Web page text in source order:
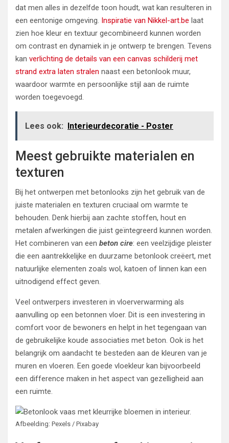
dat men alles in dezelfde toon houdt, wat kan resulteren in
een eentonige omgeving. Inspiratie van Nikkel-art.be laat
zien hoe kleur en textuur gecombineerd kunnen worden
om contrast en dynamiek in je ontwerp te brengen. Tevens
kan verlichting de details van een canvas schilderij met
strand extra laten stralen naast een betonlook muur,
waardoor warmte en persoonlijke stijl aan de ruimte
worden toegevoegd.
Lees ook: Interieurdecoratie - Poster
Meest gebruikte materialen en
texturen
Bij het ontwerpen met betonlooks zijn het gebruik van de
juiste materialen en texturen cruciaal om warmte te
behouden. Denk hierbij aan zachte stoffen, hout en
metalen afwerkingen die juist geïntegreerd kunnen worden.
Het combineren van een beton cire: een veelzijdige pleister
die een aantrekkelijke en duurzame betonlook creëert, met
natuurlijke elementen zoals wol, katoen of linnen kan een
uitnodigend effect geven.
Veel ontwerpers investeren in vloerverwarming als
aanvulling op een betonnen vloer. Dit is een investering in
comfort voor de bewoners en helpt in het tegengaan van
de gebruikelijke koude associaties met beton. Ook is het
belangrijk om aandacht te besteden aan de kleuren van je
muren en vloeren. Een goede vloekleur kan bijvoorbeeld
een difference maken in het aspect van gezelligheid aan
een ruimte.
Afbeelding: Pexels / Pixabay